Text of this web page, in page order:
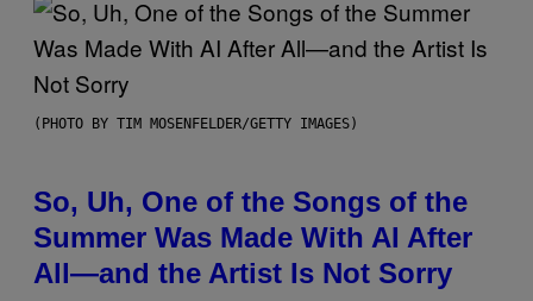
(PHOTO BY TIM MOSENFELDER/GETTY IMAGES)
So, Uh, One of the Songs of the
Summer Was Made With AI After
All—and the Artist Is Not Sorry